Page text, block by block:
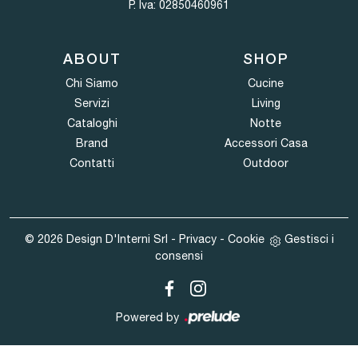
P. Iva: 02850460961
ABOUT
Chi Siamo
Servizi
Cataloghi
Brand
Contatti
SHOP
Cucine
Living
Notte
Accessori Casa
Outdoor
© 2026 Design D'Interni Srl - Privacy- Cookie
Gestisci i
consensi
Powered by